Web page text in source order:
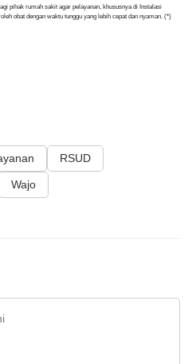
pihak rumah sakit agar pelayanan, khususnya di Instalasi
obat dengan waktu tunggu yang lebih cepat dan nyaman. (*)
RSUD
Wajo